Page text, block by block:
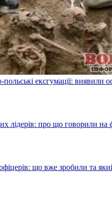
ексгумації: виявили
лідерів: про що говорили на
що вже зробили та